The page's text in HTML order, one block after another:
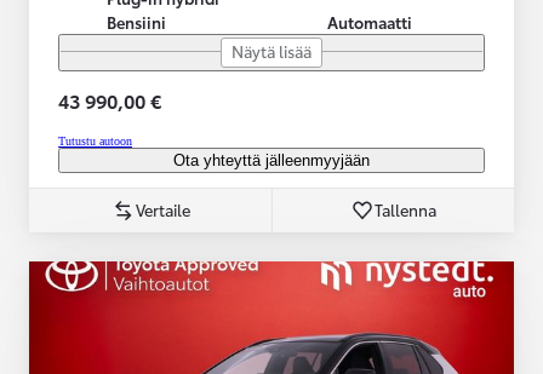
Bensiini
Automaatti
Näytä lisää
43 990,00 €
Tutustu autoon
Ota yhteyttä jälleenmyyjään
Vertaile Tallenna